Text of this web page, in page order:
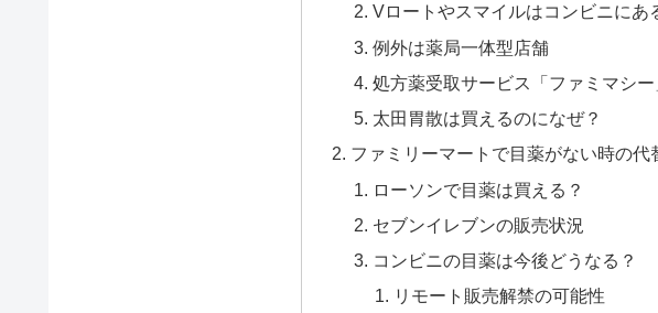
Vロートやスマイルはコンビニにあ
例外は薬局一体型店舗
処方薬受取サービス「ファミマシー
太田胃散は買えるのになぜ？
ファミリーマートで目薬がない時の代
ローソンで目薬は買える？
セブンイレブンの販売状況
コンビニの目薬は今後どうなる？
リモート販売解禁の可能性